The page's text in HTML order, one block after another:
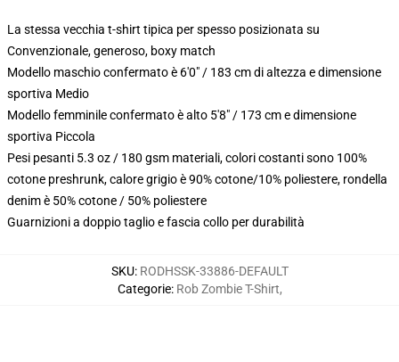
La stessa vecchia t-shirt tipica per spesso posizionata su
Convenzionale, generoso, boxy match
Modello maschio confermato è 6'0" / 183 cm di altezza e dimensione
sportiva Medio
Modello femminile confermato è alto 5'8" / 173 cm e dimensione
sportiva Piccola
Pesi pesanti 5.3 oz / 180 gsm materiali, colori costanti sono 100%
cotone preshrunk, calore grigio è 90% cotone/10% poliestere, rondella
denim è 50% cotone / 50% poliestere
Guarnizioni a doppio taglio e fascia collo per durabilità
SKU: RODHSSK-33886-DEFAULT
Categorie: Rob Zombie T-Shirt,